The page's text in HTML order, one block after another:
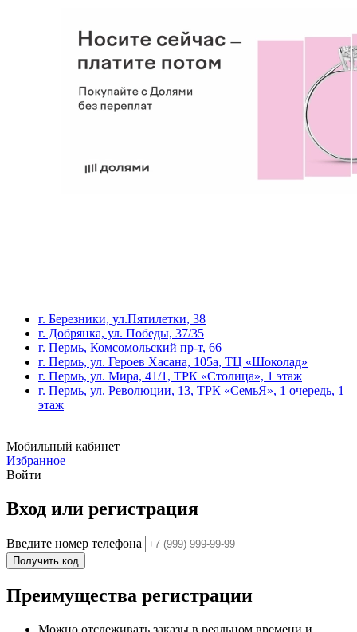
г. Березники, ул.Пятилетки, 38
г. Добрянка, ул. Победы, 37/35
г. Пермь, Комсомольский пр-т, 66
г. Пермь, ул. Героев Хасана, 105а, ТЦ «Шоколад»
г. Пермь, ул. Мира, 41/1, ТРК «Столица», 1 этаж
г. Пермь, ул. Революции, 13, ТРК «СемьЯ», 1 очередь, 1
этаж
Мобильный кабинет
Избранное
Войти
Вход или регистрация
Введите номер телефона
Получить код
Преимущества регистрации
Можно отслеживать заказы в реальном времени и